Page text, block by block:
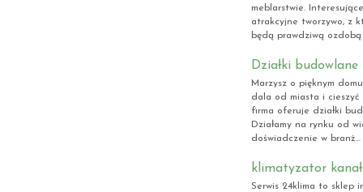
meblarstwie.
atrakcyjne tworzywo, z
będą prawdziwą
Działki
Marzysz o pięknym
dala od miasta i cieszyć
firma oferuje działki
Działamy na rynku od
doświadczenie w branż...
klimatyzator
Serwis 24klima to sklep